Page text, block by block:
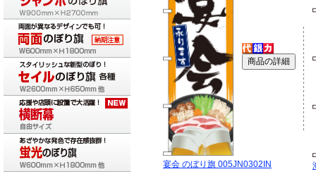
宴会 のぼり旗 005JN0302IN